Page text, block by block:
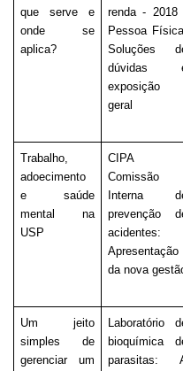
que serve e
onde se
aplica?
renda - 2018
Pessoa
Soluções
dúvidas
exposição
geral
Trabalho,
adoecimento
e saúde
mental na
USP
CIPA
Comissão
Interna
prevenção
acidentes:
Apresentação
da nova
Um jeito
simples de
gerenciar um
Laboratório
bioquímica
parasitas: